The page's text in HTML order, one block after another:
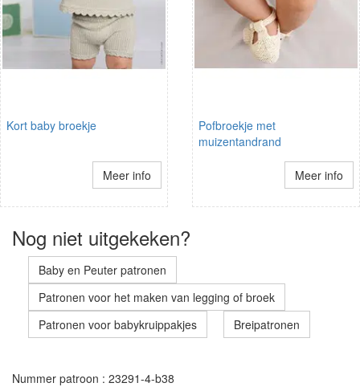
Kort baby broekje
Meer info
Pofbroekje met
muizentandrand
Meer info
Nog niet uitgekeken?
Baby en Peuter patronen
Patronen voor het maken van legging of broek
Patronen voor babykruippakjes
Breipatronen
Nummer patroon : 23291-4-b38